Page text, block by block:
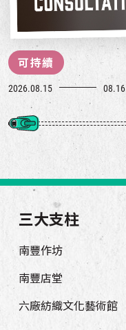
可持續
2026.08.15 08.16
三大支柱
南豐作坊
南豐店堂
六廠紡織文化藝術館